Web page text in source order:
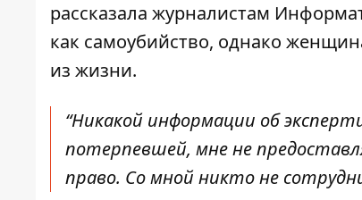
рассказала журналистам
как самоубийство, однако
из жизни.
“Никакой информации об
потерпевшей, мне не
право. Со мной никто не